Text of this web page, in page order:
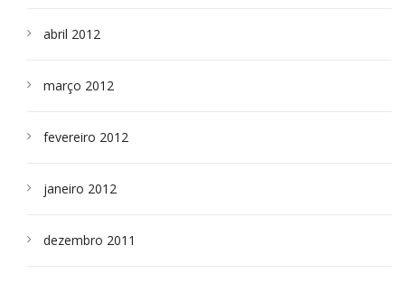
abril 2012
março 2012
fevereiro 2012
janeiro 2012
dezembro 2011